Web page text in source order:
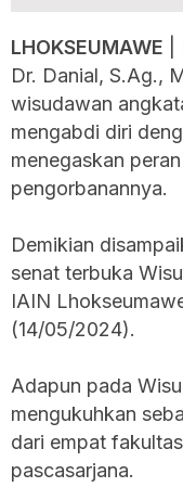
LHOKSEUMAWE
Dr. Danial, S.Ag.,
wisudawan
mengabdi diri
menegaskan
pengorbanannya.
Demikian
senat terbuka
IAIN
(14/05/2024).
Adapun pada
mengukuhkan
dari empat
pascasarjana.